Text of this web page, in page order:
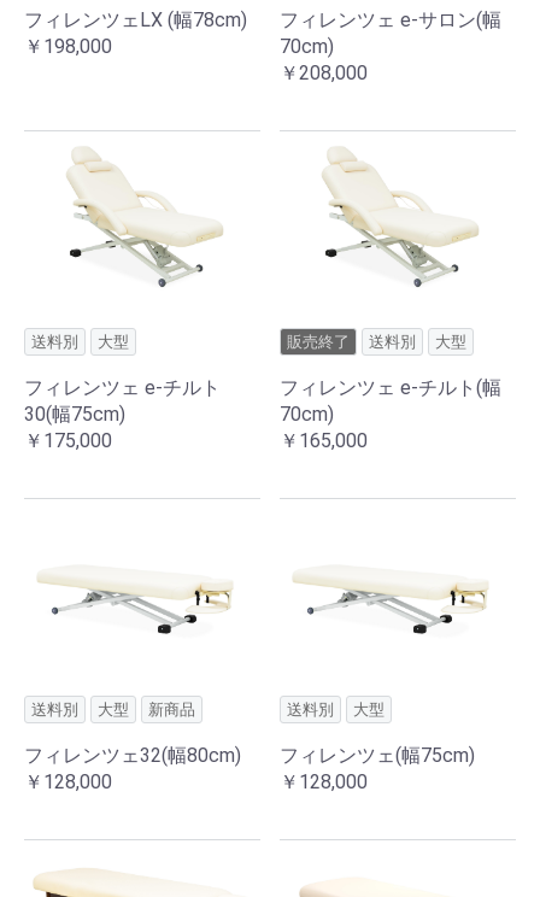
フィレンツェLX (幅78cm)
￥198,000
フィレンツェ e-サロン(幅
70cm)
￥208,000
送料別 大型
フィレンツェ e-チルト
30(幅75cm)
￥175,000
販売終了 送料別 大型
フィレンツェ e-チルト(幅
70cm)
￥165,000
送料別 大型 新商品
フィレンツェ32(幅80cm)
￥128,000
送料別 大型
フィレンツェ(幅75cm)
￥128,000